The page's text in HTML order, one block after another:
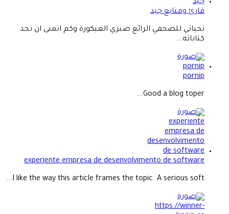
قارئ ومتابع جيد
تحياتي للصحفي الرائع صبري العيكورة وكم اتمنى ان تجد
كتاباته...
pornip
Good a blog toper...
experiente empresa de desenvolvimento de software
I like the way this article frames the topic. A serious soft...